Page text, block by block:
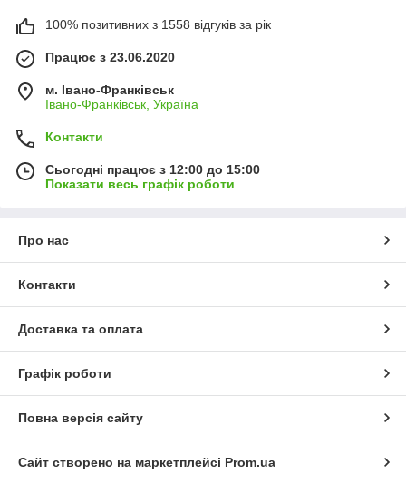
100% позитивних з 1558 відгуків за рік
Працює з 23.06.2020
м. Івано-Франківськ
Івано-Франківськ, Україна
Контакти
Сьогодні працює з 12:00 до 15:00
Показати весь графік роботи
Про нас
Контакти
Доставка та оплата
Графік роботи
Повна версія сайту
Сайт створено на маркетплейсі Prom.ua